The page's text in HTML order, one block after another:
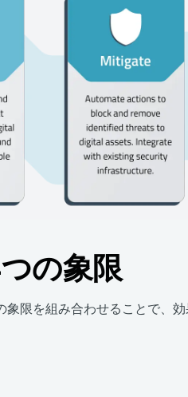
の象限
限を組み合わせることで、